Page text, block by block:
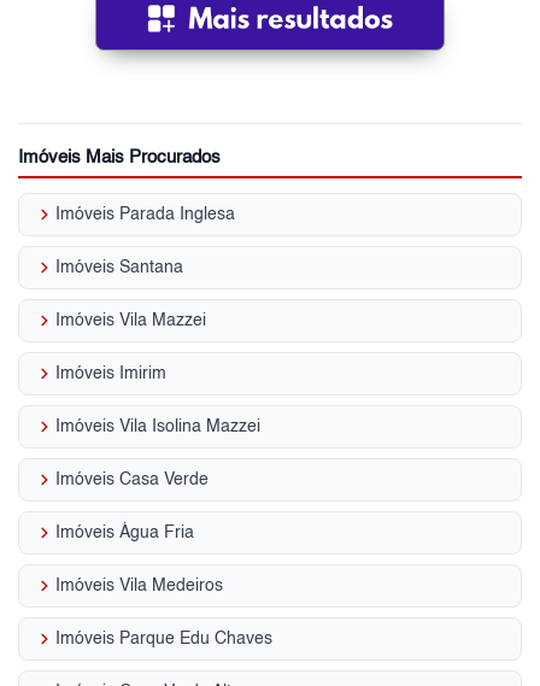
Imóveis Mais Procurados
keyboard_arrow_right Imóveis Parada Inglesa
keyboard_arrow_right Imóveis Santana
keyboard_arrow_right Imóveis Vila Mazzei
keyboard_arrow_right Imóveis Imirim
keyboard_arrow_right Imóveis Vila Isolina Mazzei
keyboard_arrow_right Imóveis Casa Verde
keyboard_arrow_right Imóveis Água Fria
keyboard_arrow_right Imóveis Vila Medeiros
keyboard_arrow_right Imóveis Parque Edu Chaves